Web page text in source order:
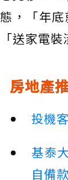
態，「年
「送家電
房地產
投機
基泰
自備款